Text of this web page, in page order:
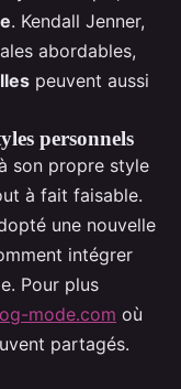
. Kendall Jenner,
abordables,
peuvent aussi
personnels
son propre style
à fait faisable.
une nouvelle
intégrer
Pour plus
mode.com où
partagés.